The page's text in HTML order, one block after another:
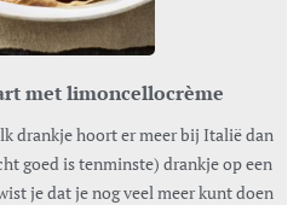
met limoncellocrème
goed is tenminste) drankje op een
je dat je nog veel meer kunt doen